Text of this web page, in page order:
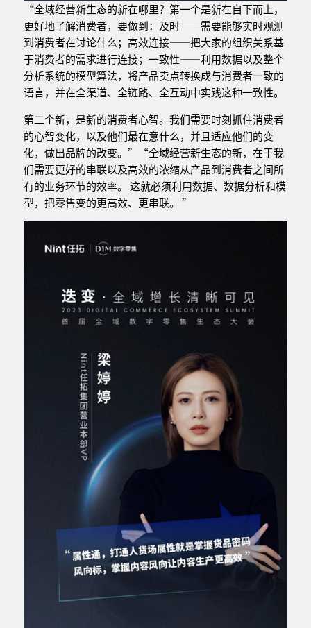
“全域经营新生态的新在哪里？第一个是新在自下而上，
更好地了解消费者，要做到：及时——需要能够实时观测
到消费者在讨论什么；高效连接——把大家的组织关系基
于消费者的需求进行连接；一致性——利用数据以及整个
分析系统的模型算法，将产品卖点转换成与消费者一致的
语言，并在全渠道、全链路、全互动中实践这种一致性。
第二个新，是新的消费者心智。我们需要时刻抓住消费者
的心智变化，以及他们最在意什么，并且适应他们的变
化，做出品牌的改变。”“全域经营新生态的新，在于我
们需要更好的串联以及高效的浓缩从产品到消费者之间所
有的业务环节的效率。 这就必须利用数据、数据分析和模
型，把零售变的更高效、更串联。 ”